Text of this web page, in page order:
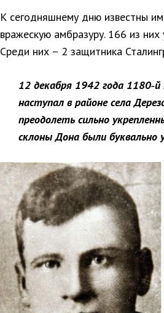
К сегодняшнему дню известны
вражескую амбразуру. 166 из
Среди них – 2 защитника
12 декабря 1942 года 1180‑й
наступал врайонесела
преодолеть сильно
склоны Дона были